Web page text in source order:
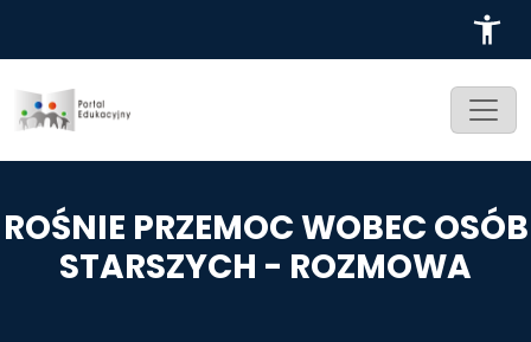
ROŚNIE PRZEMOC WOBEC OSÓB
STARSZYCH - ROZMOWA